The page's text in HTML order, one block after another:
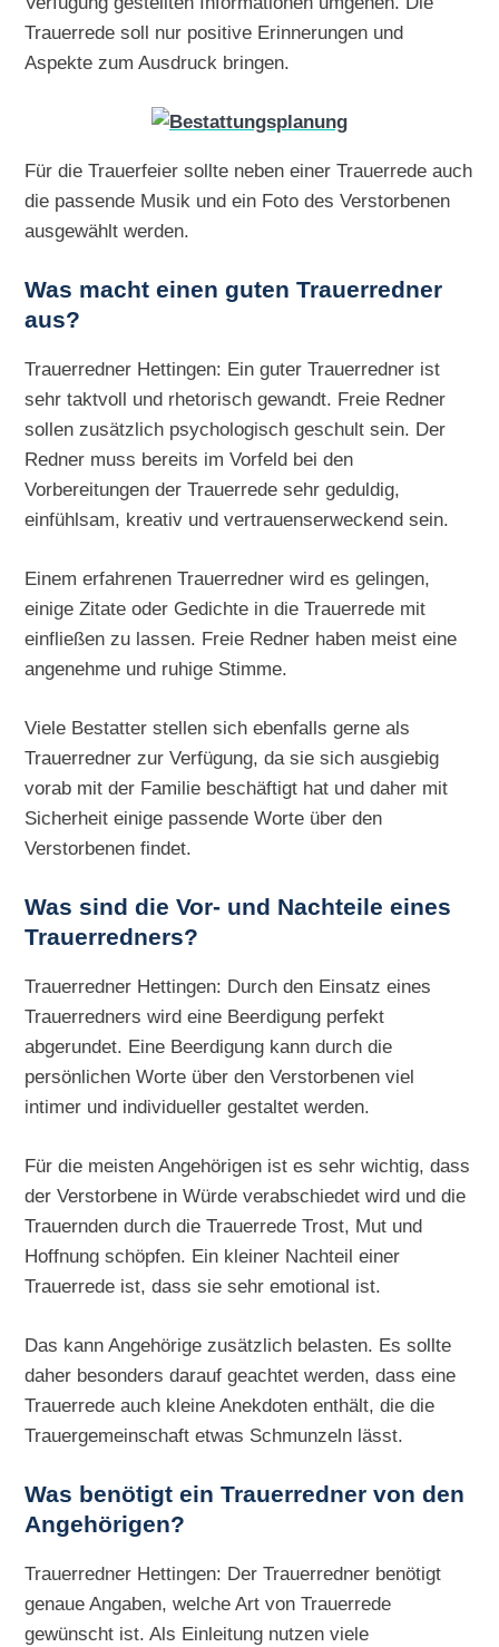
Trauerrede soll nur positive Erinnerungen und
Aspekte zum Ausdruck bringen.
Für die Trauerfeier sollte neben einer Trauerrede auch
die passende Musik und ein Foto des Verstorbenen
ausgewählt werden.
Was macht einen guten Trauerredner
aus?
Trauerredner Hettingen: Ein guter Trauerredner ist
sehr taktvoll und rhetorisch gewandt. Freie Redner
sollen zusätzlich psychologisch geschult sein. Der
Redner muss bereits im Vorfeld bei den
Vorbereitungen der Trauerrede sehr geduldig,
einfühlsam, kreativ und vertrauenserweckend sein.
Einem erfahrenen Trauerredner wird es gelingen,
einige Zitate oder Gedichte in die Trauerrede mit
einfließen zu lassen. Freie Redner haben meist eine
angenehme und ruhige Stimme.
Viele Bestatter stellen sich ebenfalls gerne als
Trauerredner zur Verfügung, da sie sich ausgiebig
vorab mit der Familie beschäftigt hat und daher mit
Sicherheit einige passende Worte über den
Verstorbenen findet.
Was sind die Vor- und Nachteile eines
Trauerredners?
Trauerredner Hettingen: Durch den Einsatz eines
Trauerredners wird eine Beerdigung perfekt
abgerundet. Eine Beerdigung kann durch die
persönlichen Worte über den Verstorbenen viel
intimer und individueller gestaltet werden.
Für die meisten Angehörigen ist es sehr wichtig, dass
der Verstorbene in Würde verabschiedet wird und die
Trauernden durch die Trauerrede Trost, Mut und
Hoffnung schöpfen. Ein kleiner Nachteil einer
Trauerrede ist, dass sie sehr emotional ist.
Das kann Angehörige zusätzlich belasten. Es sollte
daher besonders darauf geachtet werden, dass eine
Trauerrede auch kleine Anekdoten enthält, die die
Trauergemeinschaft etwas Schmunzeln lässt.
Was benötigt ein Trauerredner von den
Angehörigen?
Trauerredner Hettingen: Der Trauerredner benötigt
genaue Angaben, welche Art von Trauerrede
gewünscht ist. Als Einleitung nutzen viele